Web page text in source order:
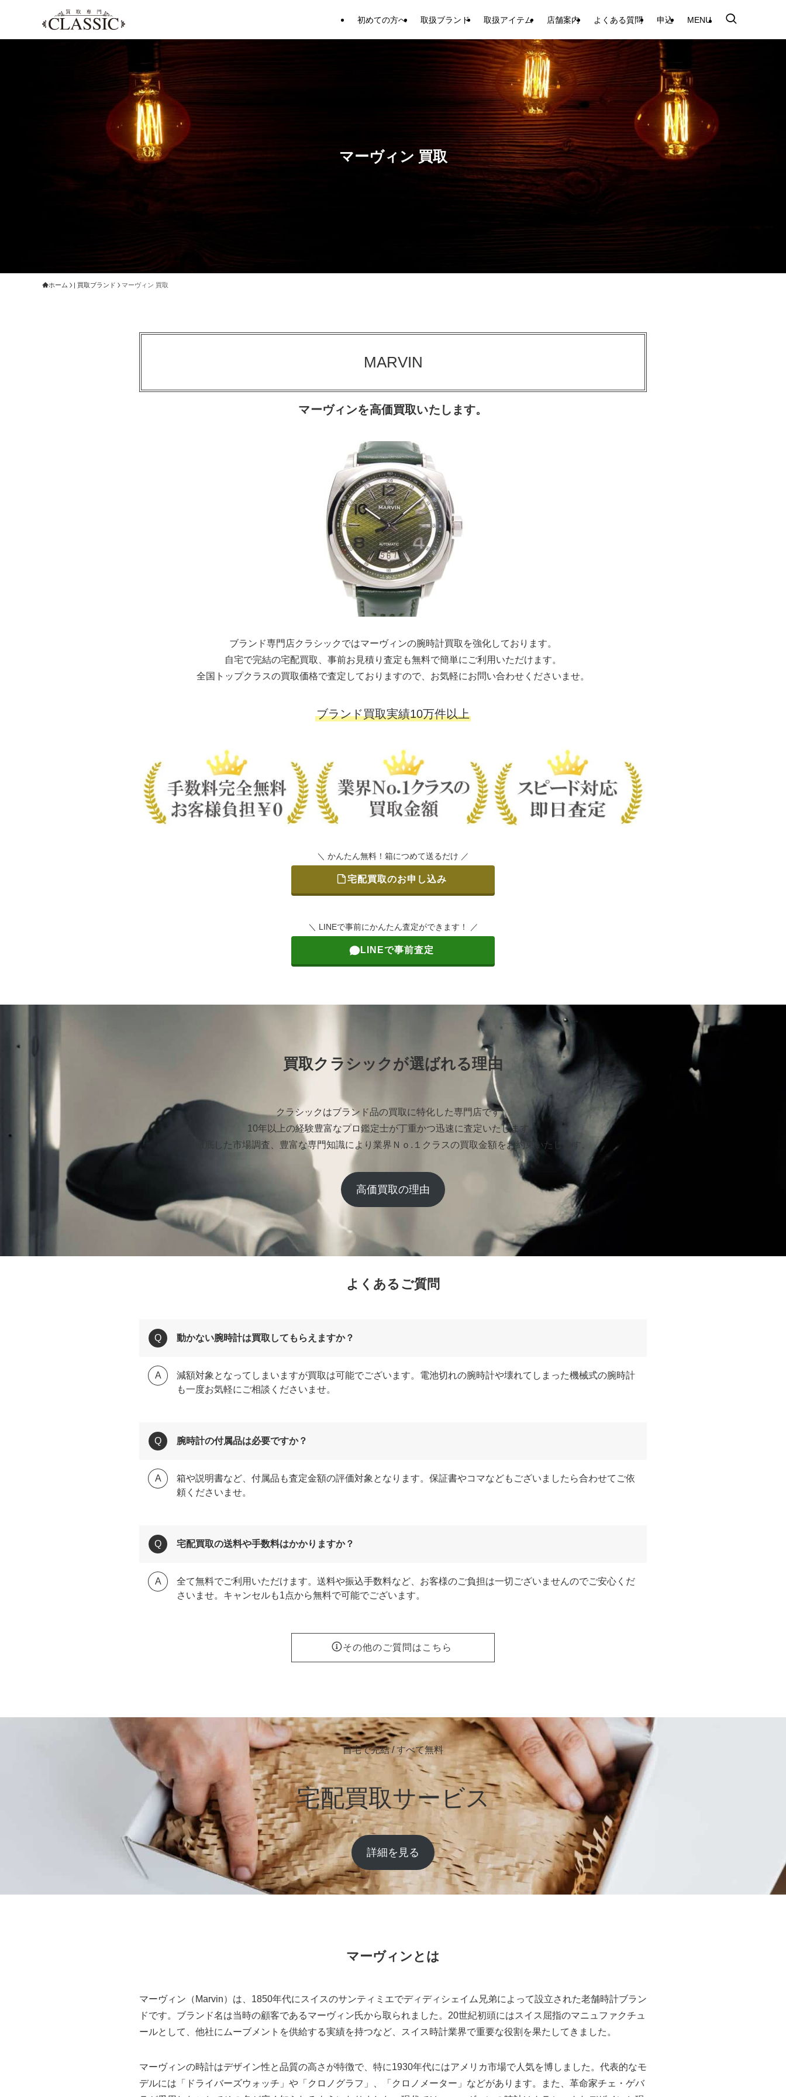
初めての方へ 取扱ブランド 取扱アイテム 店舗案内 よくある質問 申込 MENU
マーヴィン 買取
ホーム | 買取ブランド マーヴィン 買取
MARVIN
マーヴィンを高価買取いたします。
ブランド専門店クラシックではマーヴィンの腕時計買取を強化しております。
自宅で完結の宅配買取、事前お見積り査定も無料で簡単にご利用いただけます。
全国トップクラスの買取価格で査定しておりますので、お気軽にお問い合わせくださいませ。
ブランド買取実績10万件以上
＼ かんたん無料！箱につめて送るだけ ／
宅配買取のお申し込み
＼ LINEで事前にかんたん査定ができます！ ／
LINEで事前査定
買取クラシックが選ばれる理由
クラシックはブランド品の買取に特化した専門店です。
10年以上の経験豊富なプロ鑑定士が丁重かつ迅速に査定いたします。
徹底した市場調査、豊富な専門知識により業界Ｎｏ.１クラスの買取金額をお約束いたします。
高価買取の理由
よくあるご質問
動かない腕時計は買取してもらえますか？
減額対象となってしまいますが買取は可能でございます。電池切れの腕時計や壊れてしまった機械式の腕時計
も一度お気軽にご相談くださいませ。
腕時計の付属品は必要ですか？
箱や説明書など、付属品も査定金額の評価対象となります。保証書やコマなどもございましたら合わせてご依
頼くださいませ。
宅配買取の送料や手数料はかかりますか？
全て無料でご利用いただけます。送料や振込手数料など、お客様のご負担は一切ございませんのでご安心くだ
さいませ。キャンセルも1点から無料で可能でございます。
その他のご質問はこちら
自宅で完結 / すべて無料
宅配買取サービス
詳細を見る
マーヴィンとは
マーヴィン（Marvin）は、1850年代にスイスのサンティミエでディディシェイム兄弟によって設立された老舗時計ブラン
ドです。ブランド名は当時の顧客であるマーヴィン氏から取られました。20世紀初頭にはスイス屈指のマニュファクチュ
ールとして、他社にムーブメントを供給する実績を持つなど、スイス時計業界で重要な役割を果たしてきました。
マーヴィンの時計はデザイン性と品質の高さが特徴で、特に1930年代にはアメリカ市場で人気を博しました。代表的なモ
デルには「ドライバーズウォッチ」や「クロノグラフ」、「クロノメーター」などがあります。また、革命家チェ・ゲバ